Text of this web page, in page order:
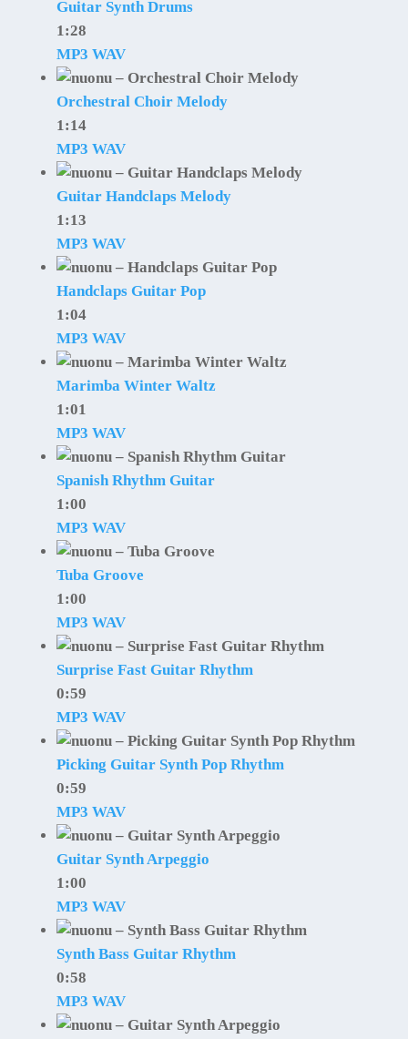
Guitar Synth Drums
1:28
MP3 WAV
Orchestral Choir Melody
1:14
MP3 WAV
Guitar Handclaps Melody
1:13
MP3 WAV
Handclaps Guitar Pop
1:04
MP3 WAV
Marimba Winter Waltz
1:01
MP3 WAV
Spanish Rhythm Guitar
1:00
MP3 WAV
Tuba Groove
1:00
MP3 WAV
Surprise Fast Guitar Rhythm
0:59
MP3 WAV
Picking Guitar Synth Pop Rhythm
0:59
MP3 WAV
Guitar Synth Arpeggio
1:00
MP3 WAV
Synth Bass Guitar Rhythm
0:58
MP3 WAV